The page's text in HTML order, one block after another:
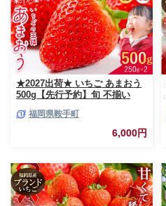
★2027出荷★ いちご あまおう
500g【先行予約】旬 不揃い
中旬-3月中旬頃出荷》福岡名産
品 果物 くだもの フルーツ いち
ご 苺 イチゴ【配送不可地域:離
福岡県鞍手町
6,000円